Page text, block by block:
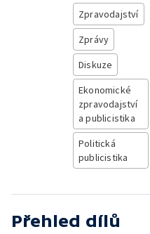
Zpravodajství
Zprávy
Diskuze
Ekonomické
zpravodajství
a publicistika
Politická
publicistika
Přehled dílů